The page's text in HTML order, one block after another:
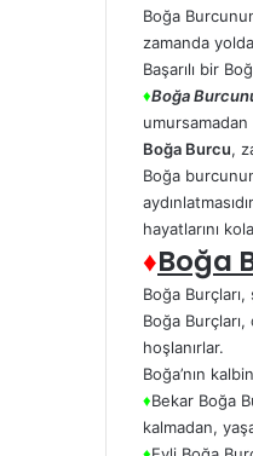
Boğa
zamanda
Başarılı bir
♦Boğa
umursamadan
Boğa Burcu,
Boğa
hayatlarını
♦Boğa
Boğa
Boğa
hoşlanırlar.
Boğa’nın
♦Bekar Boğa
kalmadan,